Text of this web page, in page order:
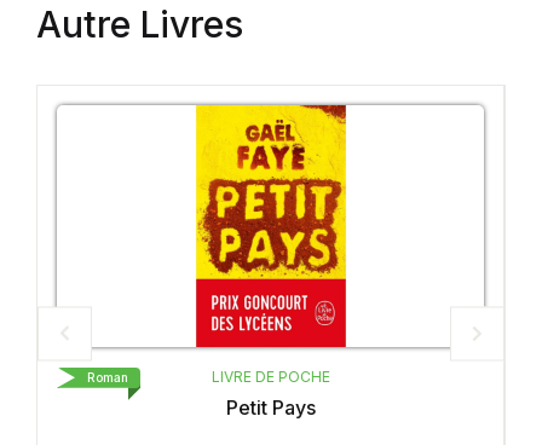
Autre Livres
LIVRE DE POCHE
Petit Pays
Roman